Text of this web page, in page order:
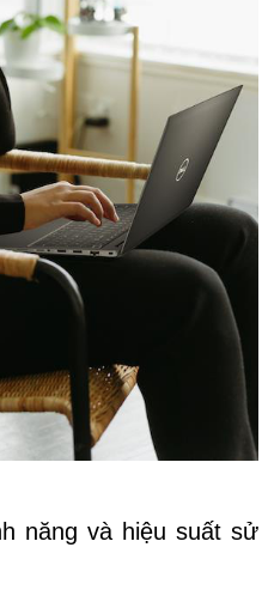
năng và hiệu suất sử